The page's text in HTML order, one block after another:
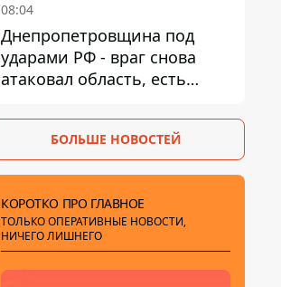
08:04
Днепропетровщина под
ударами РФ - враг снова
атаковал область, есть
БОЛЬШЕ НОВОСТЕЙ
КОРОТКО ПРО ГЛАВНОЕ
ТОЛЬКО ОПЕРАТИВНЫЕ НОВОСТИ,
НИЧЕГО ЛИШНЕГО